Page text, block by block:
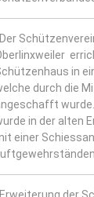
Der
in
durch die
in der alten
einer